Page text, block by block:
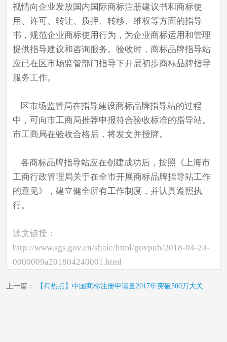
视情向企业发放国内国际商标注册建议书和商标使
用、许可、转让、质押、转移、维权等方面的指导
书，规范企业商标使用行为，为企业商标运用和管理
提供指导建议和咨询服务。验收时，商标品牌指导站
应已在区市场监管部门指导下开展初步商标品牌指导
服务工作。
区市场监管局在指导建设商标品牌指导站的过程
中，可向市工商局推荐申报符合验收标准的指导站。
市工商局在验收合格后，将发文并授牌。
各商标品牌指导站应在创建成功后，按照《上海市
工商行政管理局关于在全市开展商标品牌指导站工作
的意见》，建立健全所有工作制度，并认真遵照执
行。
源文链接：
http://www.sgs.gov.cn/shaic/html/govpub/2018-04-24-
0000009a201804240001.html
上一篇： 【有热点】中国商标注册申请量2017年突破500万大关